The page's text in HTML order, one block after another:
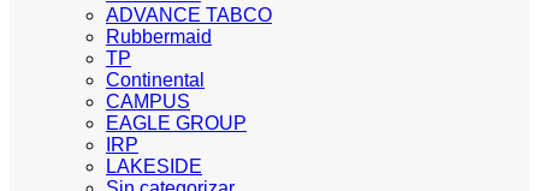
ADVANCE TABCO
Rubbermaid
TP
Continental
CAMPUS
EAGLE GROUP
IRP
LAKESIDE